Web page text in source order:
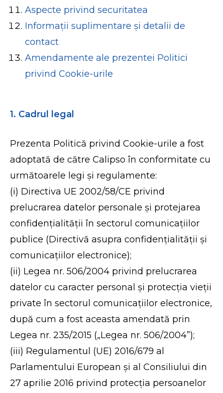
Aspecte privind securitatea
Informații suplimentare și detalii de
contact
Amendamente ale prezentei Politici
privind Cookie-urile
1. Cadrul legal
Prezenta Politică privind Cookie-urile a fost
adoptată de către Calipso în conformitate cu
următoarele legi și regulamente:
(i) Directiva UE 2002/58/CE privind
prelucrarea datelor personale și protejarea
confidențialității în sectorul comunicațiilor
publice (Directivă asupra confidențialității și
comunicațiilor electronice);
(ii) Legea nr. 506/2004 privind prelucrarea
datelor cu caracter personal și protecția vieții
private în sectorul comunicațiilor electronice,
după cum a fost aceasta amendată prin
Legea nr. 235/2015 („Legea nr. 506/2004”);
(iii) Regulamentul (UE) 2016/679 al
Parlamentului European și al Consiliului din
27 aprilie 2016 privind protecția persoanelor